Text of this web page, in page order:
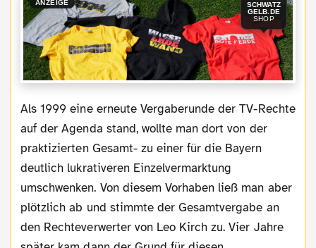
ANZEIGE
SCHWATZ
GELB.DE
SHOP
Als 1999 eine erneute Vergaberunde der TV-Rechte
auf der Agenda stand, wollte man dort von der
praktizierten Gesamt- zu einer für die Bayern
deutlich lukrativeren Einzelvermarktung
umschwenken. Von diesem Vorhaben ließ man aber
plötzlich ab und stimmte der Gesamtvergabe an
den Rechteverwerter von Leo Kirch zu. Vier Jahre